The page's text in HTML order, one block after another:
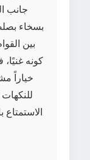
جانب
بسخاء
بين
كونه
خياراً